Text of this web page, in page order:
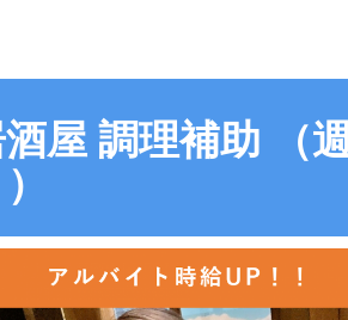
屋 調理補助 （